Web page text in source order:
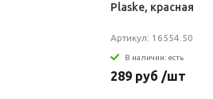
Plaske, красная
Артикул: 16554.50
В наличии: есть
289 руб /шт